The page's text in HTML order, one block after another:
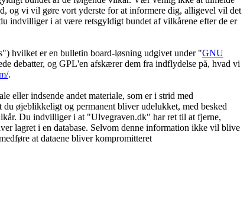
og vi vil gøre vort yderste for at informere dig, alligevel vil det
indvilliger i at være retsgyldigt bundet af vilkårene efter de er
hvilket er en bulletin board-løsning udgivet under "GNU
debatter, og GPL'en afskærer dem fra indflydelse på, hvad vi
.
eller indsende andet materiale, som er i strid med
øjeblikkeligt og permanent bliver udelukket, med besked
Du indvilliger i at "Ulvegraven.dk" har ret til at fjerne,
lagret i en database. Selvom denne information ikke vil blive
at dataene bliver kompromitteret